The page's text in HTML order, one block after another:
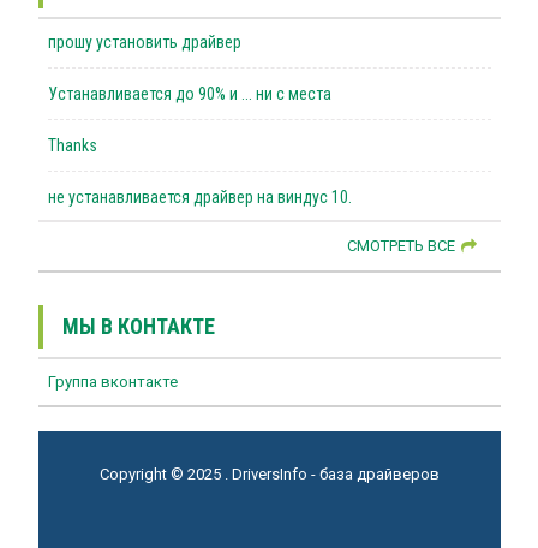
прошу установить драйвер
Устанавливается до 90% и ... ни с места
Thanks
не устанавливается драйвер на виндус 10.
СМОТРЕТЬ ВСЕ
МЫ В КОНТАКТЕ
Группа вконтакте
Copyright © 2025 . DriversInfo - база драйверов